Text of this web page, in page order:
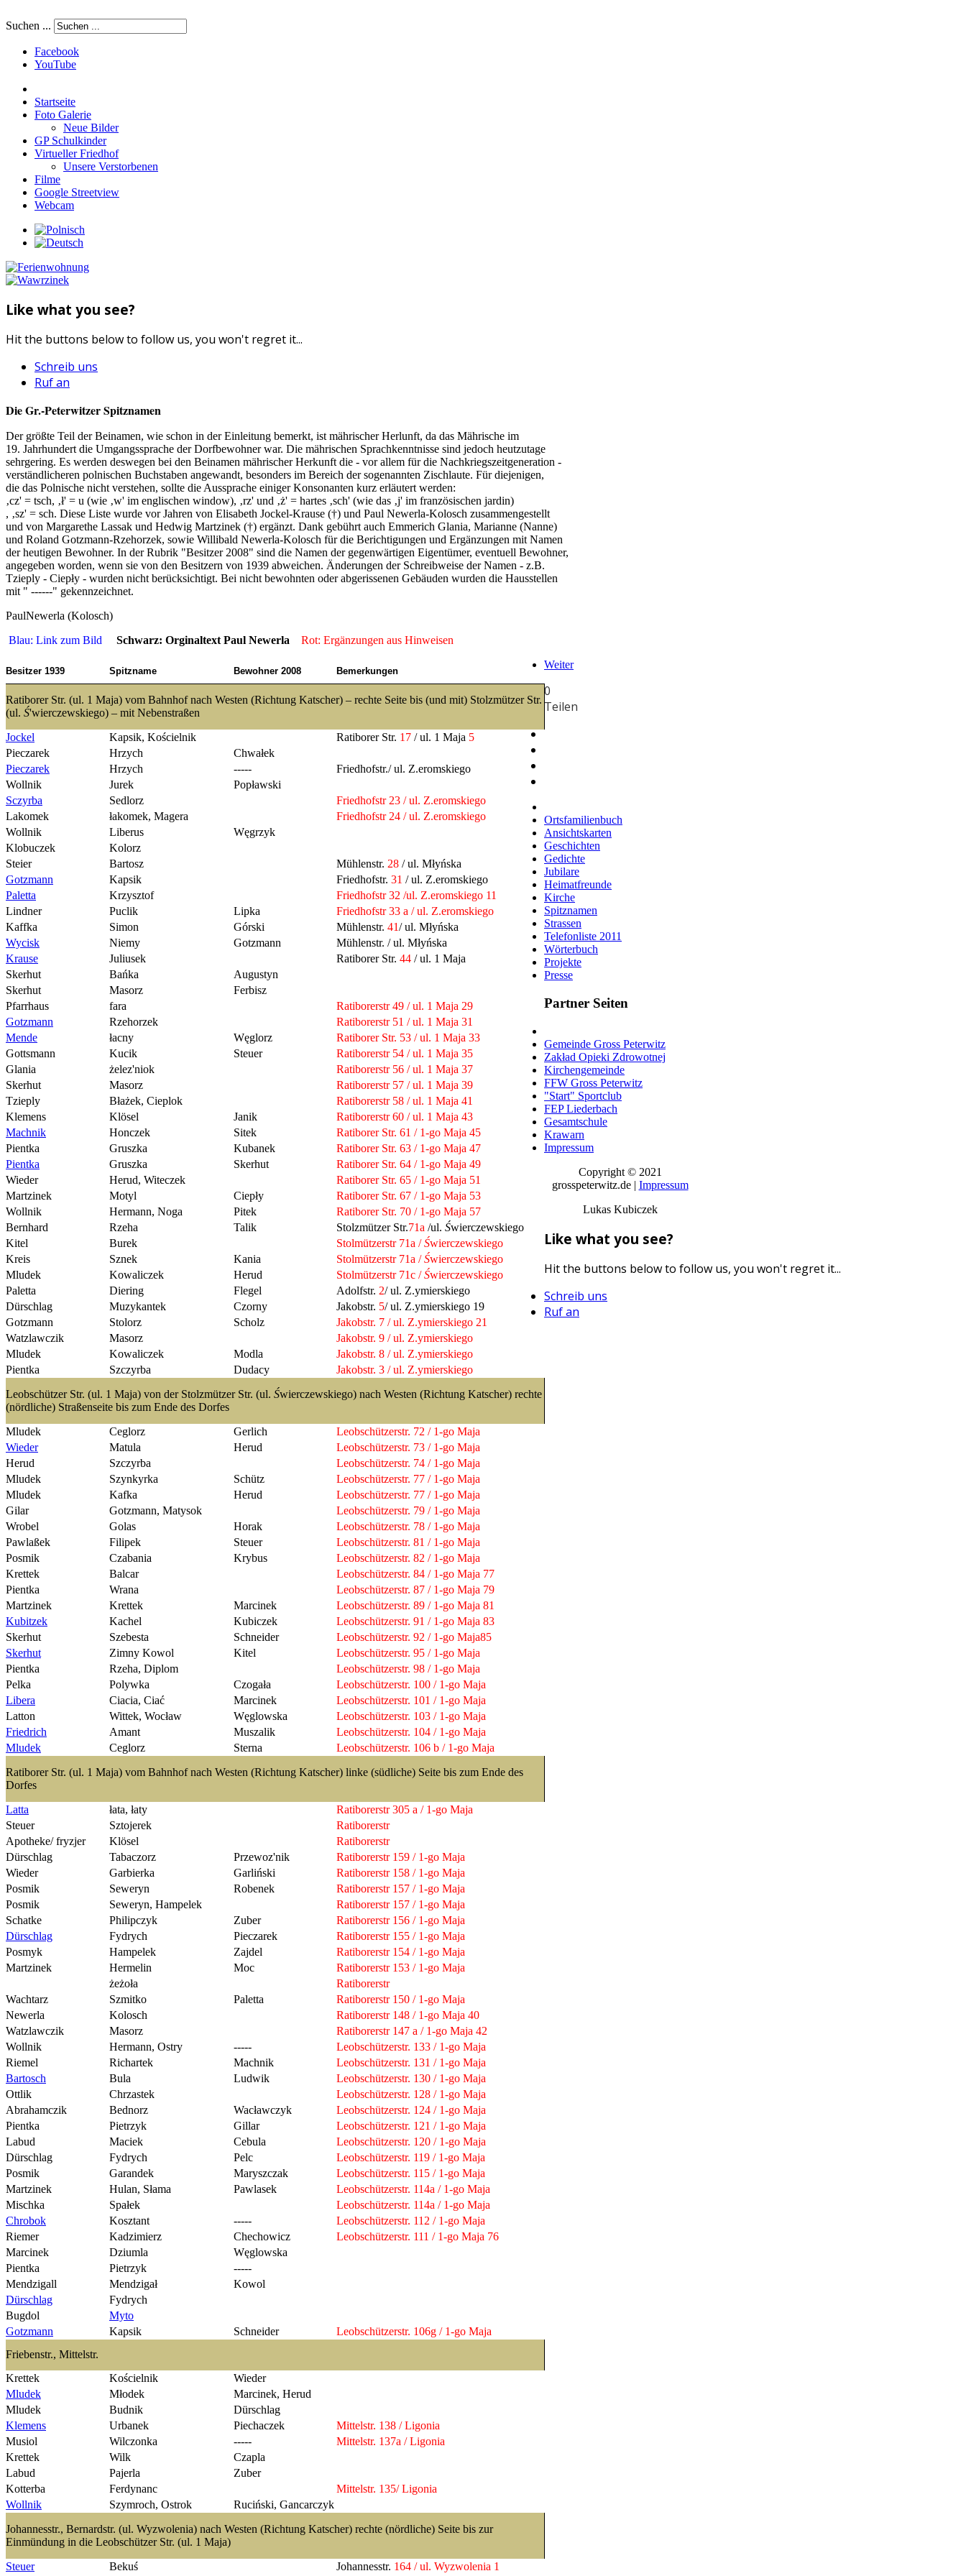
Suchen ...
Facebook
YouTube
Startseite
Foto Galerie
Neue Bilder
GP Schulkinder
Virtueller Friedhof
Unsere Verstorbenen
Filme
Google Streetview
Webcam
Like what you see?
Hit the buttons below to follow us, you won't regret it...
Schreib uns
Ruf an
Die Gr.-Peterwitzer Spitznamen
Der größte Teil der Beinamen, wie schon in der Einleitung bemerkt, ist mährischer Herlunft, da das Mährische im
19. Jahrhundert die Umgangssprache der Dorfbewohner war. Die mährischen Sprachkenntnisse sind jedoch heutzutage
sehrgering. Es werden deswegen bei den Beinamen mährischer Herkunft die - vor allem für die Nachkriegszeitgeneration -
verständlicheren polnischen Buchstaben angewandt, besonders im Bereich der sogenannten Zischlaute. Für diejenigen,
die das Polnische nicht verstehen, sollte die Aussprache einiger Konsonanten kurz erläutert werden:
‚cz' = tsch, ‚ł' = u (wie ‚w' im englischen window), ‚rz' und ‚ż' = hartes ‚sch' (wie das ‚j' im französischen jardin)
, ‚sz' = sch. Diese Liste wurde vor Jahren von Elisabeth Jockel-Krause (†) und Paul Newerla-Kolosch zusammengestellt
und von Margarethe Lassak und Hedwig Martzinek (†) ergänzt. Dank gebührt auch Emmerich Glania, Marianne (Nanne)
und Roland Gotzmann-Rzehorzek, sowie Willibald Newerla-Kolosch für die Berichtigungen und Ergänzungen mit Namen
der heutigen Bewohner. In der Rubrik "Besitzer 2008" sind die Namen der gegenwärtigen Eigentümer, eventuell Bewohner,
angegeben worden, wenn sie von den Besitzern von 1939 abweichen. Änderungen der Schreibweise der Namen - z.B.
Tzieply - Ciepły - wurden nicht berücksichtigt. Bei nicht bewohnten oder abgerissenen Gebäuden wurden die Hausstellen
mit " ------" gekennzeichnet.
PaulNewerla (Kolosch)
Blau: Link zum Bild Schwarz: Orginaltext Paul Newerla Rot: Ergänzungen aus Hinweisen
Besitzer 1939 Spitzname Bewohner 2008 Bemerkungen
Ratiborer Str. (ul. 1 Maja) vom Bahnhof nach Westen (Richtung Katscher) – rechte Seite bis (und mit) Stolzmützer Str.
(ul. Ś'wierczewskiego) – mit Nebenstraßen
Jockel
Kapsik, Kościelnik Ratiborer Str. 17 / ul. 1 Maja 5
Pieczarek
Hrzych
Chwałek
Pieczarek
Hrzych -----
Friedhofstr./ ul. Z.eromskiego
Wollnik
Jurek
Popławski
Sczyrba
Sedlorz
Friedhofstr 23 / ul. Z.eromskiego
Lakomek
łakomek, Magera
Friedhofstr 24 / ul. Z.eromskiego
Wollnik
Liberus
Węgrzyk
Klobuczek
Kolorz
Steier
Bartosz Mühlenstr. 28 / ul. Młyńska
Gotzmann
Kapsik Friedhofstr. 31 / ul. Z.eromskiego
Paletta
Krzysztof Friedhofstr 32 /ul. Z.eromskiego 11
Lindner
Puclik Lipka
Friedhofstr 33 a / ul. Z.eromskiego
Kaffka
Simon Górski Mühlenstr. 41/ ul. Młyńska
Wycisk
Niemy Gotzmann
Mühlenstr. / ul. Młyńska
Krause
Juliusek Ratiborer Str. 44 / ul. 1 Maja
Skerhut
Bańka
Augustyn
Skerhut
Masorz
Ferbisz
Pfarrhaus
fara
Ratiborerstr 49 / ul. 1 Maja 29
Gotzmann
Rzehorzek
Ratiborerstr 51 / ul. 1 Maja 31
Mende
łacny Węglorz
Ratiborer Str. 53 / ul. 1 Maja 33
Gottsmann
Kucik Steuer
Ratiborerstr 54 / ul. 1 Maja 35
Glania
żelez'niok
Ratiborerstr 56 / ul. 1 Maja 37
Skerhut
Masorz
Ratiborerstr 57 / ul. 1 Maja 39
Tzieply
Błażek, Cieplok
Ratiborerstr 58 / ul. 1 Maja 41
Klemens
Klösel Janik
Ratiborerstr 60 / ul. 1 Maja 43
Machnik
Honczek Sitek
Ratiborer Str. 61 / 1-go Maja 45
Pientka
Gruszka Kubanek
Ratiborer Str. 63 / 1-go Maja 47
Pientka
Gruszka Skerhut
Ratiborer Str. 64 / 1-go Maja 49
Wieder
Herud, Witeczek
Ratiborer Str. 65 / 1-go Maja 51
Martzinek
Motyl Ciepły
Ratiborer Str. 67 / 1-go Maja 53
Wollnik
Hermann, Noga Pitek
Ratiborer Str. 70 / 1-go Maja 57
Bernhard
Rzeha Talik Stolzmützer Str.71a /ul. Świerczewskiego
Kitel
Burek Stolmützerstr 71a /Świerczewskiego
Kreis
Sznek Kania Stolmützerstr 71a /Świerczewskiego
Mludek
Kowaliczek Herud Stolmützerstr 71c /Świerczewskiego
Paletta
Diering Flegel Adolfstr. 2/ ul. Z.ymierskiego
Dürschlag
Muzykantek Czorny Jakobstr. 5/ ul. Z.ymierskiego 19
Gotzmann
Stolorz Scholz
Jakobstr. 7 / ul. Z.ymierskiego 21
Watzlawczik
Masorz
Jakobstr. 9 / ul. Z.ymierskiego
Mludek
Kowaliczek Modla
Jakobstr. 8 / ul. Z.ymierskiego
Pientka
Szczyrba Dudacy
Jakobstr. 3 / ul. Z.ymierskiego
Leobschützer Str. (ul. 1 Maja) von der Stolzmützer Str. (ul. Świerczewskiego) nach Westen (Richtung Katscher) rechte
(nördliche) Straßenseite bis zum Ende des Dorfes
Mludek
Ceglorz Gerlich
Leobschützerstr. 72 / 1-go Maja
Wieder
Matula Herud
Leobschützerstr. 73 / 1-go Maja
Herud
Szczyrba
Leobschützerstr. 74 / 1-go Maja
Mludek
Szynkyrka Schütz
Leobschützerstr. 77 / 1-go Maja
Mludek
Kafka Herud
Leobschützerstr. 77 / 1-go Maja
Gilar
Gotzmann, Matysok
Leobschützerstr. 79 / 1-go Maja
Wrobel
Golas Horak
Leobschützerstr. 78 / 1-go Maja
Pawlaßek
Filipek Steuer
Leobschützerstr. 81 / 1-go Maja
Posmik
Czabania Krybus
Leobschützerstr. 82 / 1-go Maja
Krettek
Balcar
Leobschützerstr. 84 / 1-go Maja 77
Pientka
Wrana
Leobschützerstr. 87 / 1-go Maja 79
Martzinek
Krettek Marcinek
Leobschützerstr. 89 / 1-go Maja 81
Kubitzek
Kachel Kubiczek
Leobschützerstr. 91 / 1-go Maja 83
Skerhut
Szebesta Schneider
Leobschützerstr. 92 / 1-go Maja85
Skerhut
Zimny Kowol Kitel
Leobschützerstr. 95 / 1-go Maja
Pientka
Rzeha, Diplom
Leobschützerstr. 98 / 1-go Maja
Pelka
Polywka Czogała
Leobschützerstr. 100 / 1-go Maja
Libera
Ciacia, Ciać Marcinek
Leobschützerstr. 101 / 1-go Maja
Latton
Wittek, Wocław Węglowska
Leobschützerstr. 103 / 1-go Maja
Friedrich
Amant Muszalik
Leobschützerstr. 104 / 1-go Maja
Mludek
Ceglorz Sterna
Leobschützerstr. 106 b / 1-go Maja
Ratiborer Str. (ul. 1 Maja) vom Bahnhof nach Westen (Richtung Katscher) linke (südliche) Seite bis zum Ende des
Dorfes
Latta
łata, łaty
Ratiborerstr 305 a / 1-go Maja
Steuer
Sztojerek
Ratiborerstr
Apotheke/ fryzjer
Klösel
Ratiborerstr
Dürschlag
Tabaczorz Przewoz'nik
Ratiborerstr 159 / 1-go Maja
Wieder
Garbierka Garliński
Ratiborerstr 158 / 1-go Maja
Posmik
Seweryn Robenek
Ratiborerstr 157 / 1-go Maja
Posmik
Seweryn, Hampelek
Ratiborerstr 157 / 1-go Maja
Schatke
Philipczyk Zuber
Ratiborerstr 156 / 1-go Maja
Dürschlag
Fydrych Pieczarek
Ratiborerstr 155 / 1-go Maja
Posmyk
Hampelek Zajdel
Ratiborerstr 154 / 1-go Maja
Martzinek
Hermelin Moc
Ratiborerstr 153 / 1-go Maja
żeżoła
Ratiborerstr
Wachtarz
Szmitko Paletta
Ratiborerstr 150 / 1-go Maja
Newerla
Kolosch
Ratiborerstr 148 / 1-go Maja 40
Watzlawczik
Masorz
Ratiborerstr 147 a / 1-go Maja 42
Wollnik
Hermann, Ostry -----
Leobschützerstr. 133 / 1-go Maja
Riemel
Richartek Machnik
Leobschützerstr. 131 / 1-go Maja
Bartosch
Bula Ludwik
Leobschützerstr. 130 / 1-go Maja
Ottlik
Chrzastek
Leobschützerstr. 128 / 1-go Maja
Abrahamczik
Bednorz Wacławczyk
Leobschützerstr. 124 / 1-go Maja
Pientka
Pietrzyk Gillar
Leobschützerstr. 121 / 1-go Maja
Labud
Maciek Cebula
Leobschützerstr. 120 / 1-go Maja
Dürschlag
Fydrych Pelc
Leobschützerstr. 119 / 1-go Maja
Posmik
Garandek Maryszczak
Leobschützerstr. 115 / 1-go Maja
Martzinek
Hulan, Słama Pawlasek
Leobschützerstr. 114a / 1-go Maja
Mischka
Spałek
Leobschützerstr. 114a / 1-go Maja
Chrobok
Kosztant -----
Leobschützerstr. 112 / 1-go Maja
Riemer
Kadzimierz Chechowicz
Leobschützerstr. 111 / 1-go Maja 76
Marcinek
Dziumla
Węglowska
Pientka
Pietrzyk
-----
Mendzigall
Mendzigał
Kowol
Dürschlag
Fydrych
Bugdol
Myto
Gotzmann
Kapsik Schneider
Leobschützerstr. 106g / 1-go Maja
Friebenstr., Mittelstr.
Krettek
Kościelnik
Wieder
Mludek
Młodek
Marcinek, Herud
Mludek
Budnik
Dürschlag
Klemens
Urbanek Piechaczek Mittelstr. 138 / Ligonia
Musiol
Wilczonka ----- Mittelstr. 137a / Ligonia
Krettek
Wilk
Czapla
Labud
Pajerla
Zuber
Kotterba
Ferdynanc
Mittelstr. 135/ Ligonia
Wollnik
Szymroch, Ostrok
Ruciński, Gancarczyk
Johannesstr., Bernardstr. (ul. Wyzwolenia) nach Westen (Richtung Katscher) rechte (nördliche) Seite bis zur
Einmündung in die Leobschützer Str. (ul. 1 Maja)
Steuer
Bekuś Johannesstr. 164 / ul. Wyzwolenia 1
Weiter
0
Teilen
Ortsfamilienbuch
Ansichtskarten
Geschichten
Gedichte
Jubilare
Heimatfreunde
Kirche
Spitznamen
Strassen
Telefonliste 2011
Wörterbuch
Projekte
Presse
Partner Seiten
Gemeinde Gross Peterwitz
Zakład Opieki Zdrowotnej
Kirchengemeinde
FFW Gross Peterwitz
"Start" Sportclub
FEP Liederbach
Gesamtschule
Krawarn
Impressum
Copyright © 2021
grosspeterwitz.de | Impressum
Lukas Kubiczek
Like what you see?
Hit the buttons below to follow us, you won't regret it...
Schreib uns
Ruf an